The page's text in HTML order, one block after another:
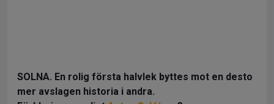
SOLNA. En rolig första halvlek byttes mot en desto
mer avslagen historia i andra.